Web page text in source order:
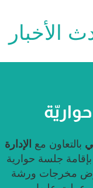
الأخبار
بالتعاون مع الإدارة
بإقامة جلسة حوارية
مخرجات ورشة